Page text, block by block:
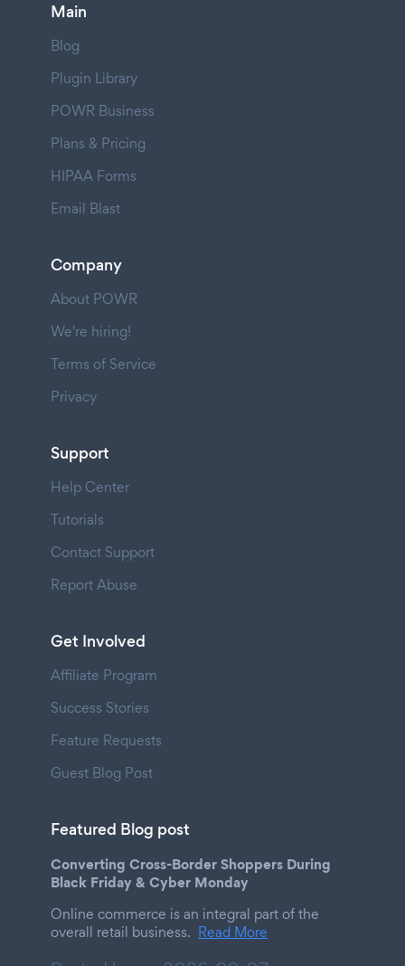
Main
Blog
Plugin Library
POWR Business
Plans & Pricing
HIPAA Forms
Email Blast
Company
About POWR
We're hiring!
Terms of Service
Privacy
Support
Help Center
Tutorials
Contact Support
Report Abuse
Get Involved
Affiliate Program
Success Stories
Feature Requests
Guest Blog Post
Featured Blog post
Converting Cross-Border Shoppers During
Black Friday & Cyber Monday
Online commerce is an integral part of the
overall retail business. Read More